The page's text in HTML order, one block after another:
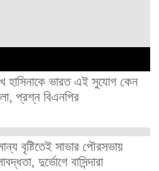
হাসিনাকে ভারত এই সুযোগ কেন
প্রশ্ন বিএনপির
বৃষ্টিতেই সাভার পৌরসভায়
দুর্ভোগে বাসিন্দারা